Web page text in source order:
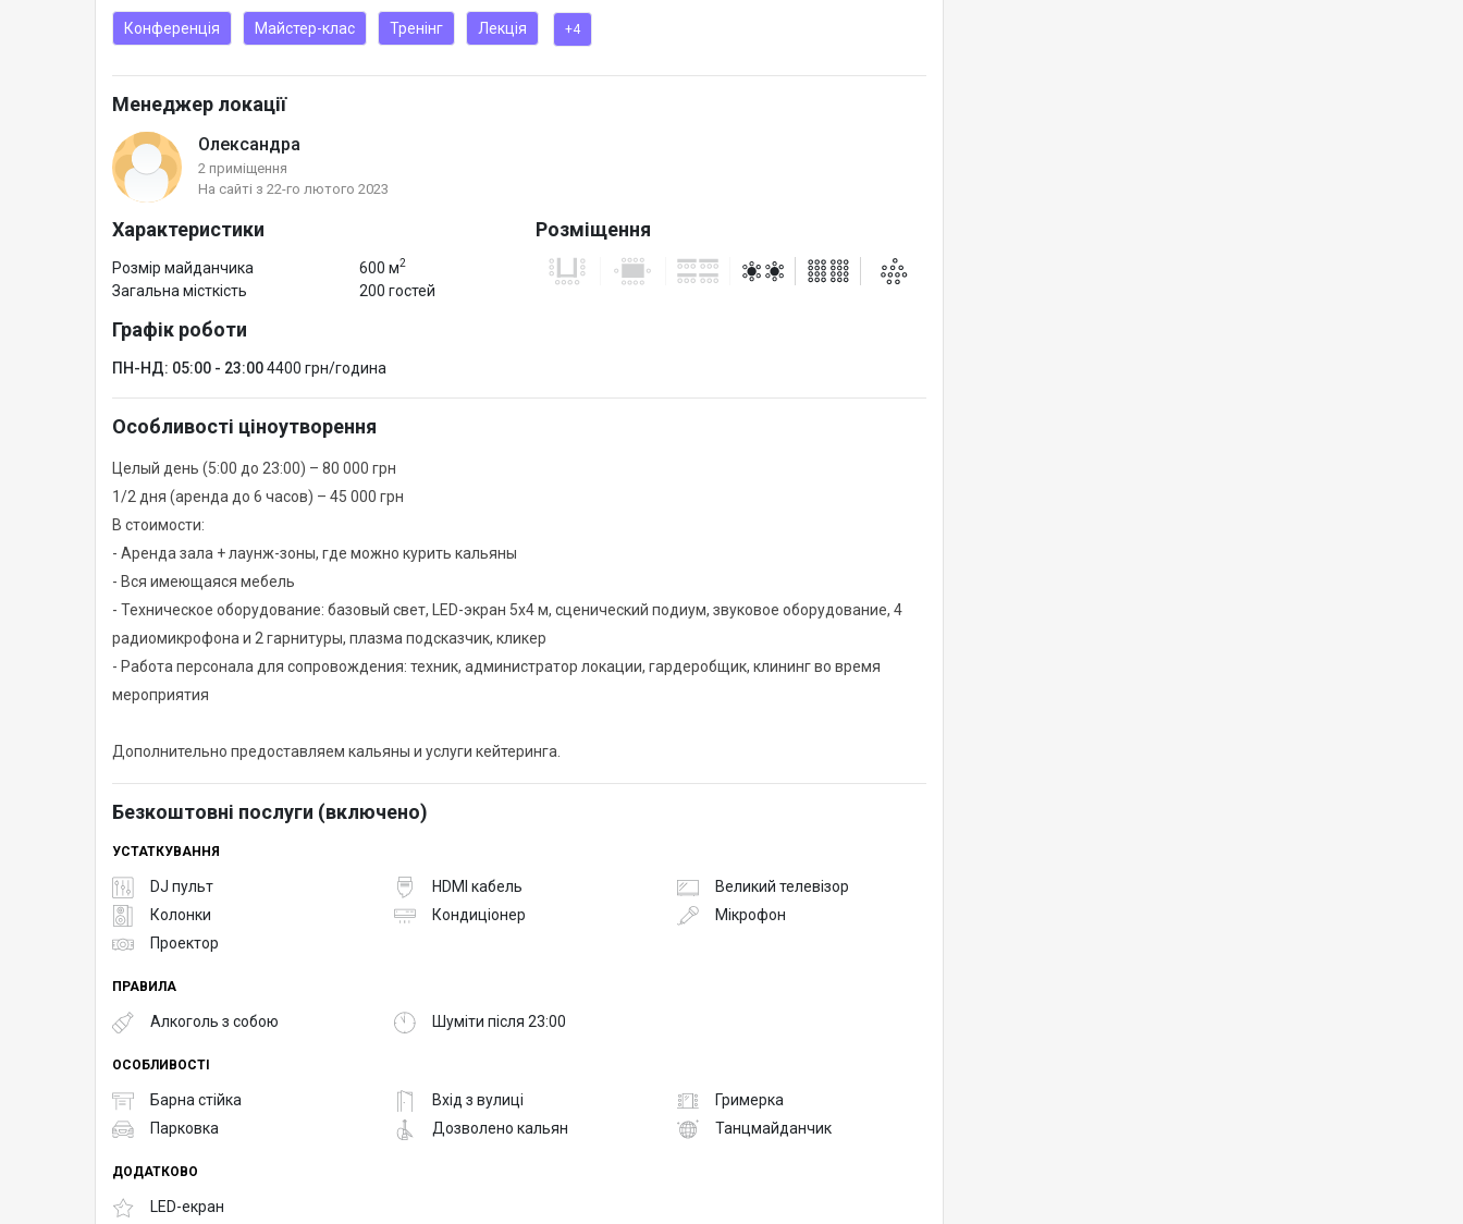
Конференція Майстер-клас Тренінг Лекція +4
Менеджер локації
Олександра
2 приміщення
На сайті з 22-го лютого 2023
Характеристики
Розмір майданчика 600 м2
Загальна місткість 200 гостей
Розміщення
Графік роботи
ПН-НД: 05:00 - 23:004400 грн/година
Особливості ціноутворення
Целый день (5:00 до 23:00) – 80 000 грн
1/2 дня (аренда до 6 часов) – 45 000 грн
В стоимости:
- Аренда зала + лаунж-зоны, где можно курить кальяны
- Вся имеющаяся мебель
- Техническое оборудование: базовый свет, LED-экран 5х4 м, сценический подиум, звуковое оборудование, 4
радиомикрофона и 2 гарнитуры, плазма подсказчик, кликер
- Работа персонала для сопровождения: техник, администратор локации, гардеробщик, клининг во время
мероприятия
Дополнительно предоставляем кальяны и услуги кейтеринга.
Безкоштовні послуги (включено)
УСТАТКУВАННЯ
DJ пульт HDMI кабель
Великий телевізор
Колонки
Кондиціонер
Мікрофон
Проектор
ПРАВИЛА
Алкоголь з собою Шуміти після 23:00
ОСОБЛИВОСТІ
Барна стійка Вхід з вулиці
Гримерка
Парковка
Дозволено кальян Танцмайданчик
ДОДАТКОВО
LED-екран